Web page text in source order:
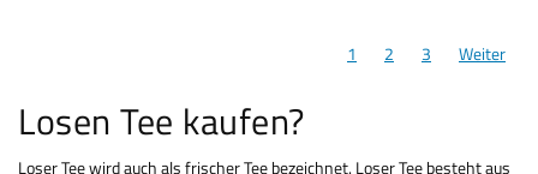
1 2 3 Weiter
Losen Tee kaufen?
Loser Tee wird auch als frischer Tee bezeichnet. Loser Tee besteht aus